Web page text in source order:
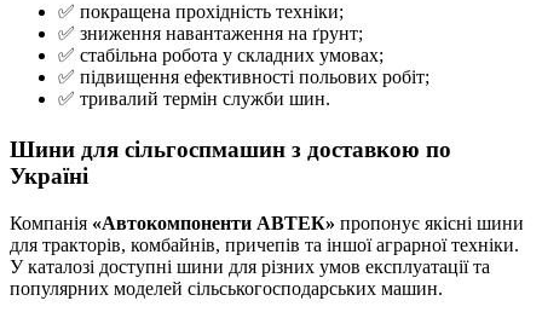
✅ покращена прохідність техніки;
✅ зниження навантаження на ґрунт;
✅ стабільна робота у складних умовах;
✅ підвищення ефективності польових робіт;
✅ тривалий термін служби шин.
Шини для сільгоспмашин з доставкою по
Україні
Компанія «Автокомпоненти АВТЕК» пропонує якісні шини
для тракторів, комбайнів, причепів та іншої аграрної техніки.
У каталозі доступні шини для різних умов експлуатації та
популярних моделей сільськогосподарських машин.